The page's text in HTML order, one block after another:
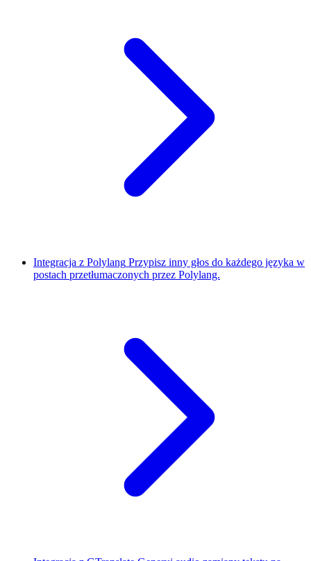
Integracja z Polylang Przypisz inny głos do każdego języka w
postach przetłumaczonych przez Polylang.